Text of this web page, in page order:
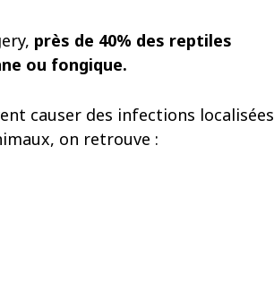
près de 40% des reptiles
ou fongique.
causer des infections localisées
on retrouve :